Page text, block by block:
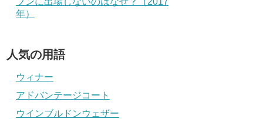
年）
人気の用語
ウィナー
アドバンテージコート
ウインブルドンウェザー